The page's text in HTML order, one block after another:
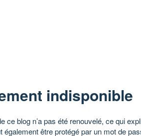
indisponible
ce blog n’a pas été renouvelé, ce qui
être protégé par un mot de